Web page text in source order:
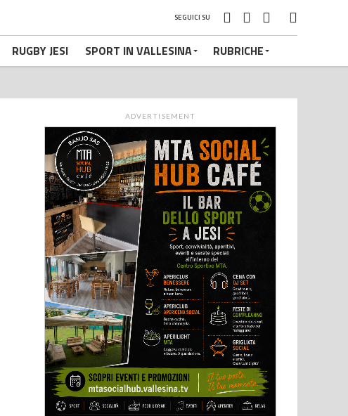
SEGUICI SU
RUGBY JESI SPORT IN VALLESINA RUBRICHE
ADVERTISEMENT